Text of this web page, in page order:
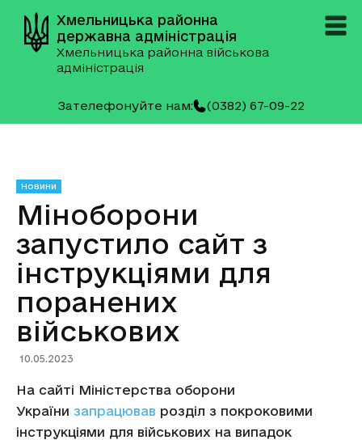
Хмельницька районна
державна адміністрація
Хмельницька районна військова
адміністрація
Зателефонуйте нам: (0382) 67-09-22
Новини
Міноборони
запустило сайт з
інструкціями для
поранених
військових
10.05.2023
На сайті Міністерства оборони
України запрацював розділ з покроковими
інструкціями для військових на випадок